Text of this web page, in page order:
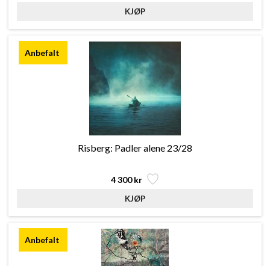
Risberg: Padler alene 23/28
4 300 kr